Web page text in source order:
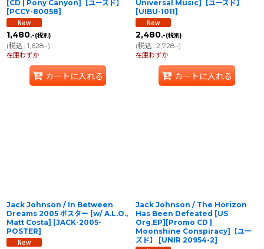
[CD | Pony Canyon]【ユーズド】
[PCCY-80058]
1,480.-(税別)
(税込: 1,628.-)
在庫わずか
カートに入れる
Universal Music]【ユーズド】
[UIBU-1011]
2,480.-(税別)
(税込: 2,728.-)
在庫わずか
カートに入れる
Jack Johnson / In Between
Dreams 2005 ポスター [w/ A.L.O.,
Matt Costa] [JACK-2005-
POSTER]
Jack Johnson / The Horizon
Has Been Defeated [US
Org.EP][Promo CD |
Moonshine Conspiracy]【ユー
ズド】
[UNIR 20954-2]